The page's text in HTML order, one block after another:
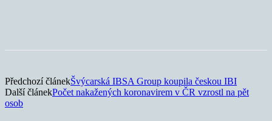
Předchozí článekŠvýcarská IBSA Group koupila českou IBI
Další článekPočet nakažených koronavirem v ČR vzrostl na pět
osob